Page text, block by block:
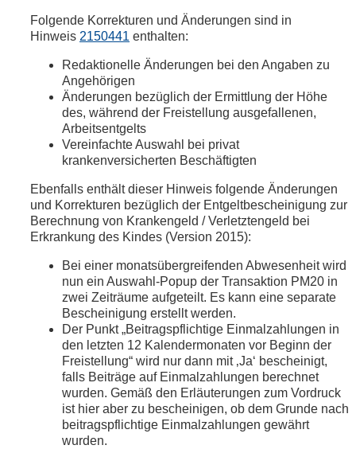
Folgende Korrekturen und Änderungen sind in
Hinweis 2150441 enthalten:
Redaktionelle Änderungen bei den Angaben zu
Angehörigen
Änderungen bezüglich der Ermittlung der Höhe
des, während der Freistellung ausgefallenen,
Arbeitsentgelts
Vereinfachte Auswahl bei privat
krankenversicherten Beschäftigten
Ebenfalls enthält dieser Hinweis folgende Änderungen
und Korrekturen bezüglich der Entgeltbescheinigung zur
Berechnung von Krankengeld / Verletztengeld bei
Erkrankung des Kindes (Version 2015):
Bei einer monatsübergreifenden Abwesenheit wird
nun ein Auswahl-Popup der Transaktion PM20 in
zwei Zeiträume aufgeteilt. Es kann eine separate
Bescheinigung erstellt werden.
Der Punkt „Beitragspflichtige Einmalzahlungen in
den letzten 12 Kalendermonaten vor Beginn der
Freistellung“ wird nur dann mit ‚Ja‘ bescheinigt,
falls Beiträge auf Einmalzahlungen berechnet
wurden. Gemäß den Erläuterungen zum Vordruck
ist hier aber zu bescheinigen, ob dem Grunde nach
beitragspflichtige Einmalzahlungen gewährt
wurden.